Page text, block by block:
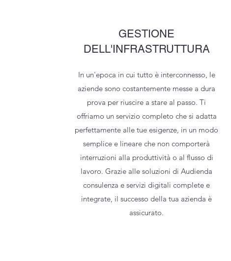
GESTIONE
DELL'INFRASTRUTTURA
In un'epoca in cui tutto è interconnesso, le
aziende sono costantemente messe a dura
prova per riuscire a stare al passo. Ti
offriamo un servizio completo che si adatta
perfettamente alle tue esigenze, in un modo
semplice e lineare che non comporterà
interruzioni alla produttività o al flusso di
lavoro. Grazie alle soluzioni di Audienda
consulenza e servizi digitali complete e
integrate, il successo della tua azienda è
assicurato.